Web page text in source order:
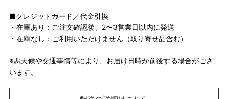
■クレジットカード／代金引換
・在庫あり：ご注文確認後、2〜3営業日以内に発送
・在庫なし：ご利用いただけません（取り寄せ品含む）
※悪天候や交通事情等により、お届け日時が前後する場合がござ
います。